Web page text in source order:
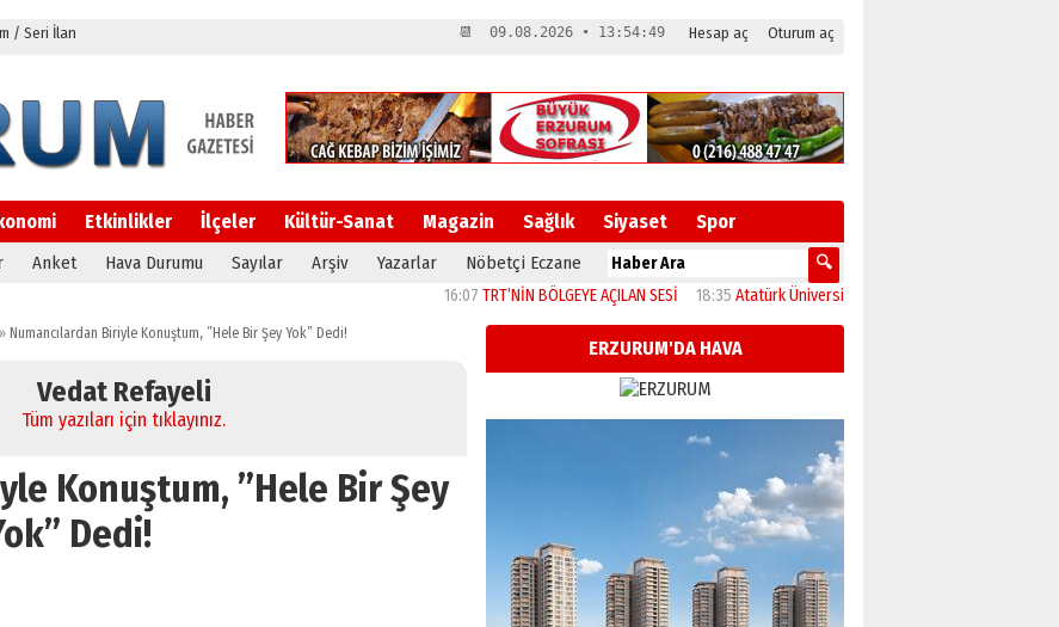
/ Seri İlan Hesap aç Oturum aç
📆 09.08.2026 • 13:54:50
Etkinlikler İlçeler Kültür-Sanat Magazin Sağlık Siyaset Spor
Anket Hava Durumu Sayılar Arşiv Yazarlar Nöbetçi Eczane
TRT’NİN BÖLGEYE AÇILAN SESİ 18:35 Atatürk Üniversitesi’nin araştırma altyapısına güçlü
»Numancılardan Biriyle Konuştum, ”Hele Bir Şey Yok” Dedi!
Vedat Refayeli
Tüm yazıları için tıklayınız.
Konuştum, ”Hele Bir Şey
Dedi!
ERZURUM'DA HAVA